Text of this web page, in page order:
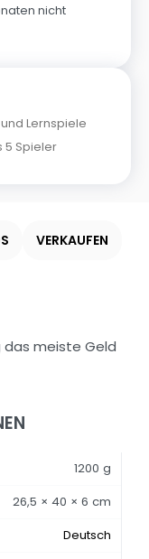
nicht
Lernspiele
5 Spieler
VERKAUFEN
meiste Geld
1200 g
26,5 × 40 × 6 cm
Deutsch